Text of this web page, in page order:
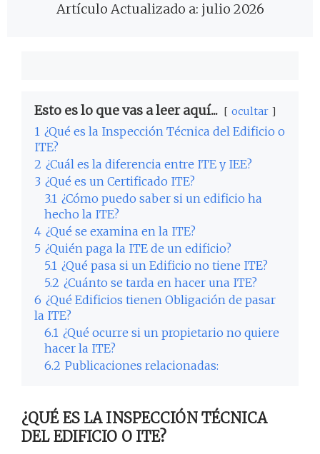
Artículo Actualizado a: julio 2026
Esto es lo que vas a leer aquí... ocultar
1 ¿Qué es la Inspección Técnica del Edificio o
ITE?
2 ¿Cuál es la diferencia entre ITE y IEE?
3 ¿Qué es un Certificado ITE?
3.1 ¿Cómo puedo saber si un edificio ha
hecho la ITE?
4 ¿Qué se examina en la ITE?
5 ¿Quién paga la ITE de un edificio?
5.1 ¿Qué pasa si un Edificio no tiene ITE?
5.2 ¿Cuánto se tarda en hacer una ITE?
6 ¿Qué Edificios tienen Obligación de pasar
la ITE?
6.1 ¿Qué ocurre si un propietario no quiere
hacer la ITE?
6.2 Publicaciones relacionadas:
¿QUÉ ES LA INSPECCIÓN TÉCNICA
DEL EDIFICIO O ITE?